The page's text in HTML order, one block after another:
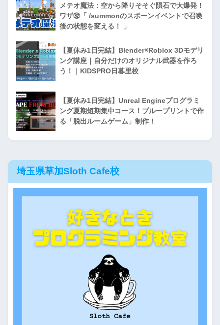
メテオ魔法：空から降りそそぐ隕石で大爆発！
ワザ㉜「 /summonのスポーンイベントで召喚
後の状態を変える！ 」
【夏休み1日完結】Blender×Roblox 3Dモデリ
ング講座｜自分だけのオリジナル武器を作ろ
う！｜KIDSPRO日暮里校
【夏休み1日完結】Unreal Engineプログラミ
ング夏期短期集中コース！ブループリントで作
る「脱出ルームゲーム」制作！
埼玉県草加Sloth Cafe校